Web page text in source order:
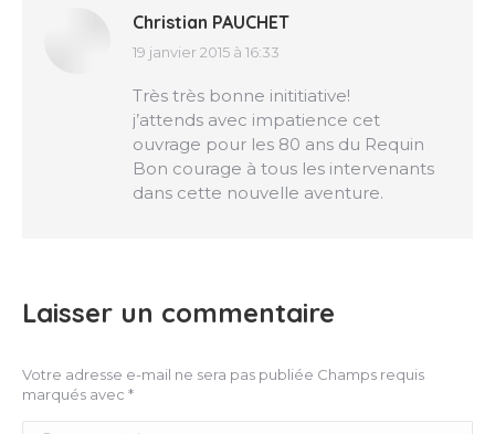
Christian PAUCHET
dit
19 janvier 2015 à 16:33
Très très bonne inititiative!
j’attends avec impatience cet
ouvrage pour les 80 ans du Requin
Bon courage à tous les intervenants
dans cette nouvelle aventure.
Laisser un commentaire
Votre adresse e-mail ne sera pas publiée Champs requis
marqués avec *